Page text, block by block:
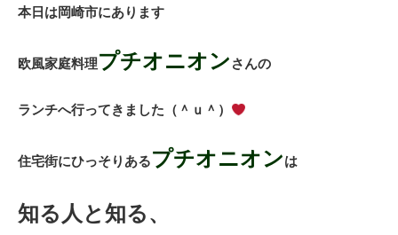
本日は岡崎市にあります
欧風家庭料理プチオニオン さんの
ランチへ行ってきました（＾ｕ＾）
住宅街にひっそりあるプチオニオンは
知る人と知る、